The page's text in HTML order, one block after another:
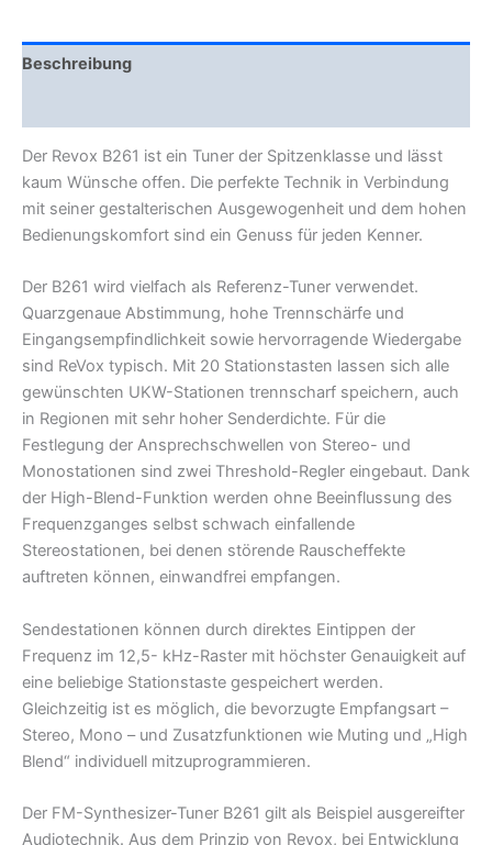
Beschreibung
Der Revox B261 ist ein Tuner der Spitzenklasse und lässt
kaum Wünsche offen. Die perfekte Technik in Verbindung
mit seiner gestalterischen Ausgewogenheit und dem hohen
Bedienungskomfort sind ein Genuss für jeden Kenner.
Der B261 wird vielfach als Referenz-Tuner verwendet.
Quarzgenaue Abstimmung, hohe Trennschärfe und
Eingangsempfindlichkeit sowie hervorragende Wiedergabe
sind ReVox typisch. Mit 20 Stationstasten lassen sich alle
gewünschten UKW-Stationen trennscharf speichern, auch
in Regionen mit sehr hoher Senderdichte. Für die
Festlegung der Ansprechschwellen von Stereo- und
Monostationen sind zwei Threshold-Regler eingebaut. Dank
der High-Blend-Funktion werden ohne Beeinflussung des
Frequenzganges selbst schwach einfallende
Stereostationen, bei denen störende Rauscheffekte
auftreten können, einwandfrei empfangen.
Sendestationen können durch direktes Eintippen der
Frequenz im 12,5- kHz-Raster mit höchster Genauigkeit auf
eine beliebige Stationstaste gespeichert werden.
Gleichzeitig ist es möglich, die bevorzugte Empfangsart –
Stereo, Mono – und Zusatzfunktionen wie Muting und „High
Blend“ individuell mitzuprogrammieren.
Der FM-Synthesizer-Tuner B261 gilt als Beispiel ausgereifter
Audiotechnik. Aus dem Prinzip von Revox, bei Entwicklung